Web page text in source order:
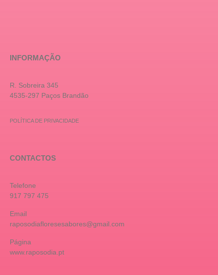
INFORMAÇÃO
R. Sobreira 345
4535-297 Paços Brandão
POLÍTICA DE PRIVACIDADE
CONTACTOS
Telefone
917 797 475
Email
raposodiafloresesabores@gmail.com
Página
www.raposodia.pt